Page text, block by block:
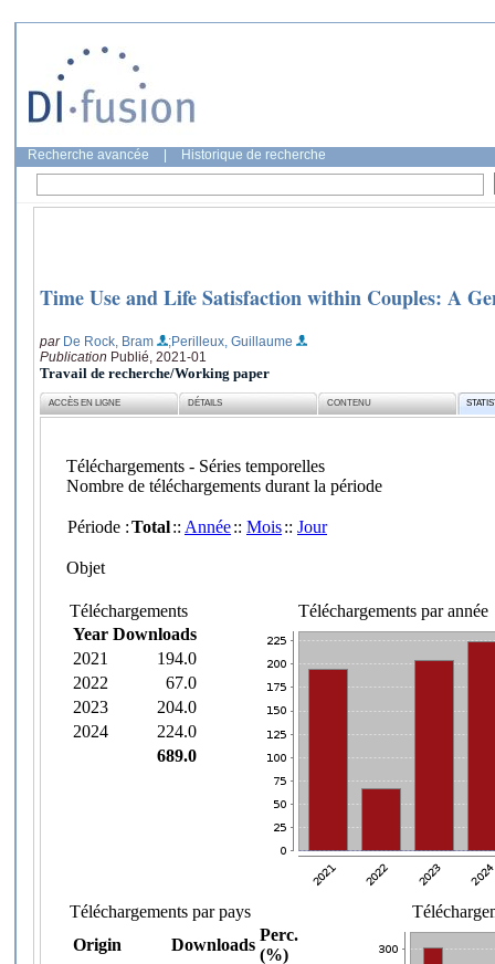
Recherche avancée Historique de recherche
Time Use and Life Satisfaction within Couples: A
par De Rock, Bram
;Perilleux, Guillaume
Publication Publié, 2021-01
Travail de recherche/Working paper
ACCÈS EN LIGNE DÉTAILS CONTENU